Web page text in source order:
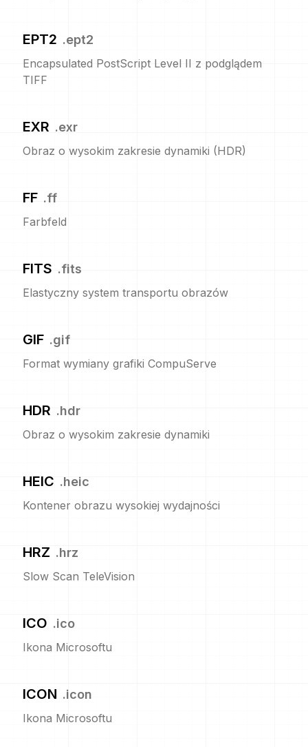
EPT2 .ept2
Encapsulated PostScript Level II z podglądem
TIFF
EXR .exr
Obraz o wysokim zakresie dynamiki (HDR)
FF .ff
Farbfeld
FITS .fits
Elastyczny system transportu obrazów
GIF .gif
Format wymiany grafiki CompuServe
HDR .hdr
Obraz o wysokim zakresie dynamiki
HEIC .heic
Kontener obrazu wysokiej wydajności
HRZ .hrz
Slow Scan TeleVision
ICO .ico
Ikona Microsoftu
ICON .icon
Ikona Microsoftu